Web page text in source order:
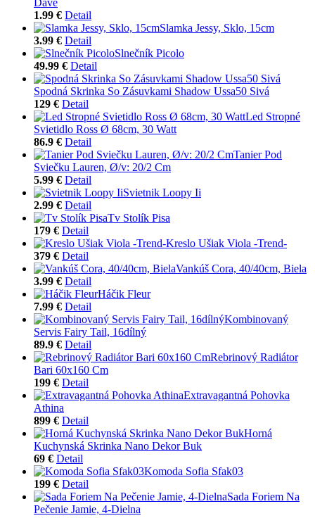
1.99 € Detail
Slamka Jessy, Sklo, 15cm
3.99 € Detail
Slnečník Picolo
49.99 € Detail
Spodná Skrinka So Zásuvkami Shadow Ussa50 Sivá
129 € Detail
Led Stropné
Svietidlo Ross Ø 68cm, 30 Watt
86.9 € Detail
Tanier Pod
Sviečku Lauren, Ø/v: 20/2 Cm
5.99 € Detail
Svietnik Loopy Ii
2.99 € Detail
Tv Stolík Pisa
179 € Detail
Kreslo Ušiak Viola -Trend-
379 € Detail
Vankúš Cora, 40/40cm, Biela
3.99 € Detail
Háčik Fleur
7.99 € Detail
Kombinovaný
Servis Fairy Tail, 16dílný
89.9 € Detail
Rebrinový Radiátor
Bari 60x160 Cm
199 € Detail
Extravagantná Pohovka
Athina
899 € Detail
Horná
Kuchynská Skrinka Nano Dekor Buk
69 € Detail
Komoda Sofia Sfak03
199 € Detail
Sada Foriem Na
Pečenie Jamie, 4-Dielna